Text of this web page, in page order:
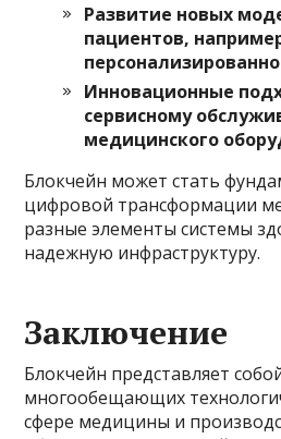
Развитие новых
пациентов,
Инновационные
сервисному
медицинского
Блокчейн может стать
цифровой трансформации
разные элементы системы
надежную инфраструктуру.
Заключение
Блокчейн представляет
многообещающих
сфере медицины и